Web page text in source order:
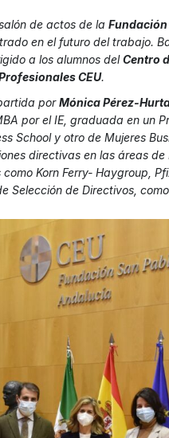
de actos de la Fundación
en el futuro del trabajo.
a los alumnos delCentro
CEU.
porMónica Pérez-
por el IE, graduada en un
School y otro de Mujeres
directivas en las áreas
Korn Ferry- Haygroup,
Selección de Directivos,